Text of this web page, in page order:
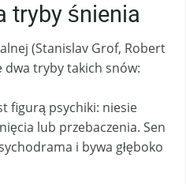
tryby śnienia
(Stanislav Grof, Robert
dwa tryby takich snów:
figurą psychiki: niesie
lub przebaczenia. Sen
i bywa głęboko